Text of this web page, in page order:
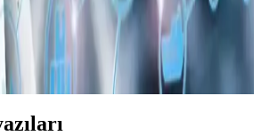
olmadan otomasyon sağlayan yapay
iMessage entegrasyonu ve Apple
Çin'de Mac Mini ve MacBook talebinde